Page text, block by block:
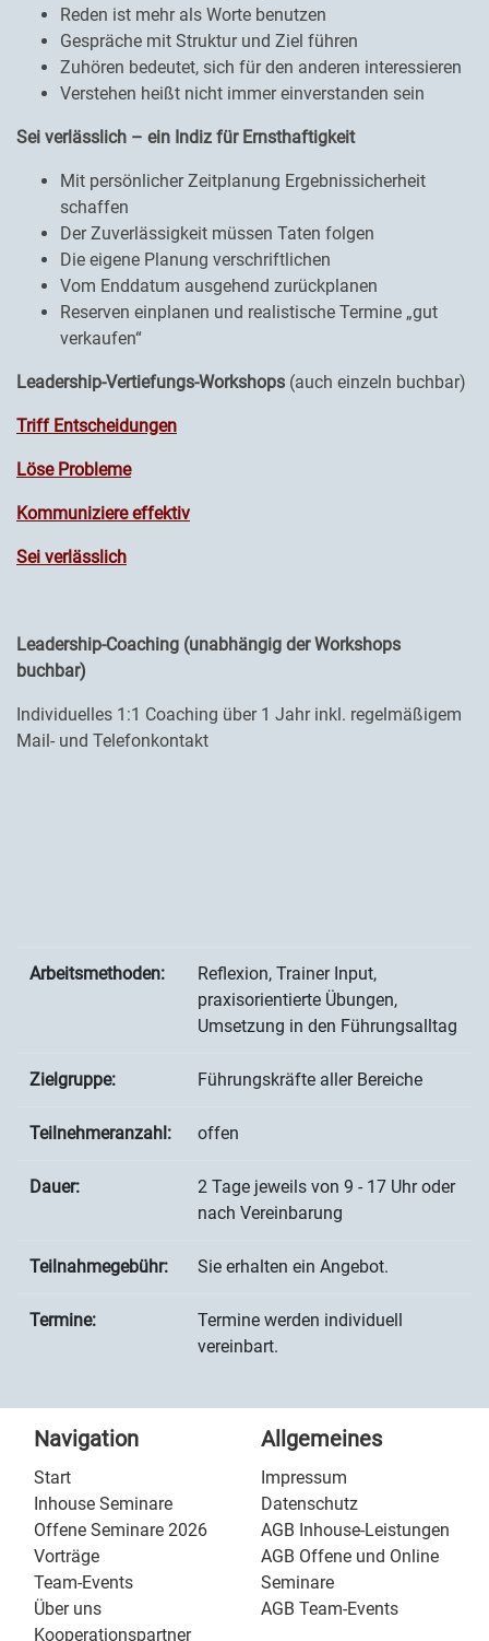
Reden ist mehr als Worte benutzen
Gespräche mit Struktur und Ziel führen
Zuhören bedeutet, sich für den anderen interessieren
Verstehen heißt nicht immer einverstanden sein
Sei verlässlich – ein Indiz für Ernsthaftigkeit
Mit persönlicher Zeitplanung Ergebnissicherheit
schaffen
Der Zuverlässigkeit müssen Taten folgen
Die eigene Planung verschriftlichen
Vom Enddatum ausgehend zurückplanen
Reserven einplanen und realistische Termine „gut
verkaufen“
Leadership-Vertiefungs-Workshops (auch einzeln buchbar)
Triff Entscheidungen
Löse Probleme
Kommuniziere effektiv
Sei verlässlich
Leadership-Coaching (unabhängig der Workshops
buchbar)
Individuelles 1:1 Coaching über 1 Jahr inkl. regelmäßigem
Mail- und Telefonkontakt
Arbeitsmethoden:
Reflexion, Trainer Input,
praxisorientierte Übungen,
Umsetzung in den Führungsalltag
Zielgruppe: Führungskräfte aller Bereiche
Teilnehmeranzahl: offen
Dauer:
2 Tage jeweils von 9 - 17 Uhr oder
nach Vereinbarung
Teilnahmegebühr: Sie erhalten ein Angebot.
Termine:
Termine werden individuell
vereinbart.
Navigation
Start
Inhouse Seminare
Offene Seminare 2026
Vorträge
Team-Events
Über uns
Kooperationspartner
Allgemeines
Impressum
Datenschutz
AGB Inhouse-Leistungen
AGB Offene und Online
Seminare
AGB Team-Events